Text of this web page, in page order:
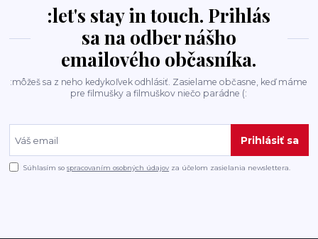
:let's stay in touch. Prihlás
sa na odber nášho
emailového občasníka.
:môžeš sa z neho kedykoľvek odhlásiť. Zasielame občasne, keď máme
pre filmušky a filmuškov niečo parádne (:
Prihlásiť sa
Súhlasím sospracovaním osobných údajov za účelom zasielania newslettera.